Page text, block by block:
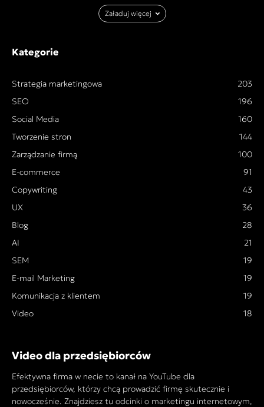
Załaduj więcej
Kategorie
Strategia marketingowa
203
SEO
196
Social Media
160
Tworzenie stron
144
Zarządzanie firmą
100
E-commerce
91
Copywriting
43
UX
36
Blog
28
AI
21
SEM
19
E-mail Marketing
19
Komunikacja z klientem
19
Video
18
Video dla przedsiębiorców
Efektywna firma w necie to kanał na YouTube dla
przedsiębiorców, którzy chcą prowadzić firmę skutecznie i
nowocześnie. Znajdziesz tu odcinki o marketingu internetowym,